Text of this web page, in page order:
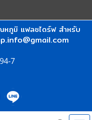
หภูมิ แฟลชไดร์ฟ สำหรับ
7